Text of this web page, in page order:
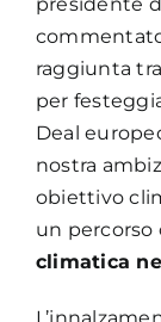
raggiunta
per
Deal
nostra
obiettivo
un percorso
climatica